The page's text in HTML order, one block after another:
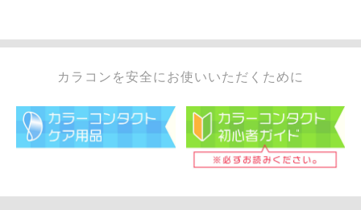
カラコンを安全にお使いいただくために